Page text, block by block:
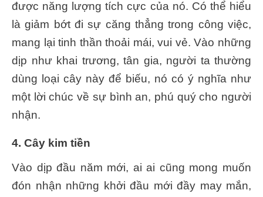
được năng lượng tích cực của nó. Có thể hiểu
là giảm bớt đi sự căng thẳng trong công việc,
mang lại tinh thần thoải mái, vui vẻ. Vào những
dịp như khai trương, tân gia, người ta thường
dùng loại cây này để biếu, nó có ý nghĩa như
một lời chúc về sự bình an, phú quý cho người
nhận.
4. Cây kim tiền
Vào dịp đầu năm mới, ai ai cũng mong muốn
đón nhận những khởi đầu mới đầy may mắn,